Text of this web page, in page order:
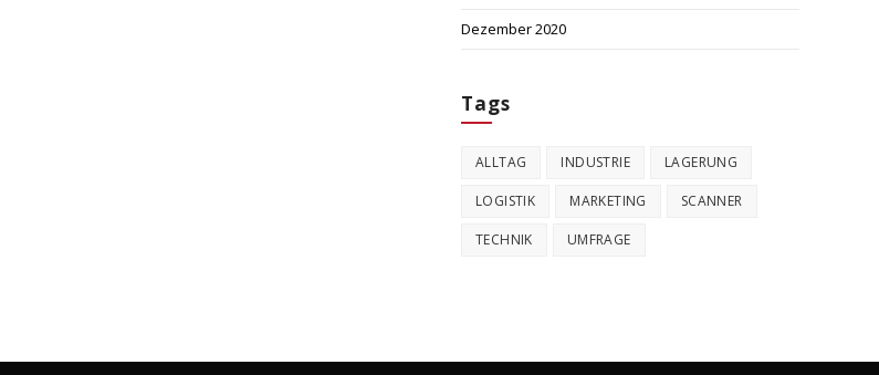
Dezember 2020
Tags
ALLTAG INDUSTRIE LAGERUNG
LOGISTIK MARKETING SCANNER
TECHNIK UMFRAGE